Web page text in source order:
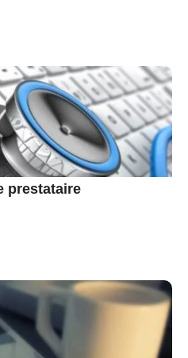
prestataire